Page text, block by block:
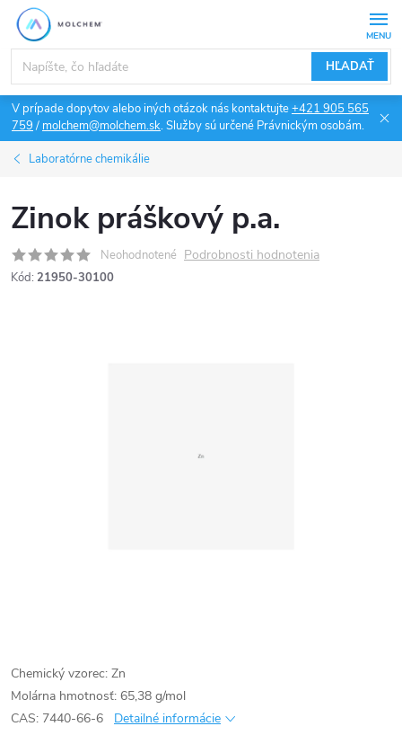
Prejsť
obsah
HĽADAŤ
V prípade dopytov alebo iných otázok nás kontaktujte+421 905 565
759/ molchem@molchem.sk. Služby sú určené Právnickým osobám.
Laboratórne chemikálie
Zinok práškový p.a.
Neohodnotené Podrobnosti hodnotenia
Kód: 21950-30100
Chemický vzorec: Zn
Molárna hmotnosť: 65,38 g/mol
CAS: 7440-66-6
Detailné informácie